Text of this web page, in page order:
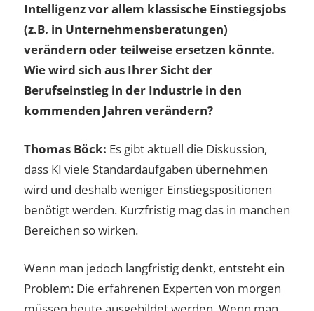
Intelligenz vor allem klassische Einstiegsjobs
(z.B. in Unternehmensberatungen)
verändern oder teilweise ersetzen könnte.
Wie wird sich aus Ihrer Sicht der
Berufseinstieg in der Industrie in den
kommenden Jahren verändern?
Thomas Böck: Es gibt aktuell die Diskussion,
dass KI viele Standardaufgaben übernehmen
wird und deshalb weniger Einstiegspositionen
benötigt werden. Kurzfristig mag das in manchen
Bereichen so wirken.
Wenn man jedoch langfristig denkt, entsteht ein
Problem: Die erfahrenen Experten von morgen